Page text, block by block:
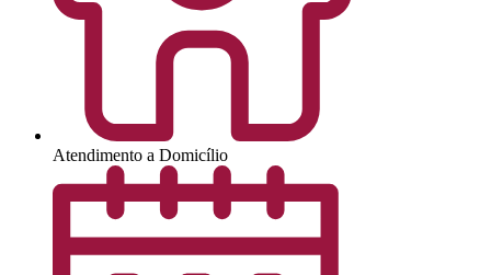
Atendimento a Domicílio